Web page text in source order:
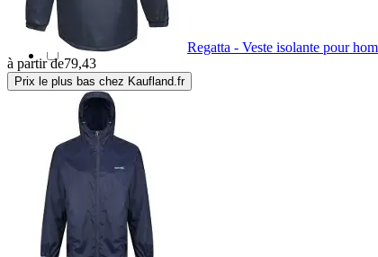
Aulp
Avento(5)
Aztron(1)
B.young
Babolat (1)
Regatta - Veste isolante pour
à partir de79,43
Prix le plus bas chez Kaufland.fr